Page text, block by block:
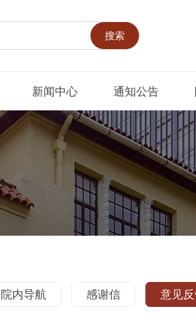
搜索
新闻中心 通知公告
院内导航 感谢信 意见